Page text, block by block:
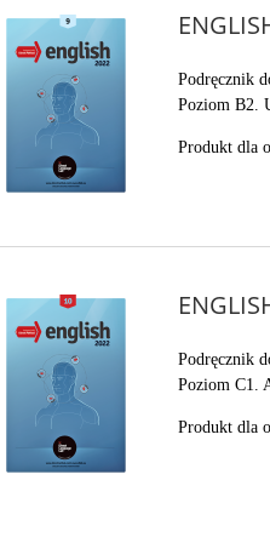
Podręcznik
Poziom B2.
Produkt dla
Podręcznik
Poziom C1.
Produkt dla